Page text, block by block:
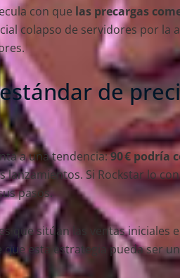
con que las precargas
colapso de servidores por la
de
a una tendencia:90 € podría
lanzamientos. Si Rockstar lo
pasos.
que sitúan las ventas iniciales
esta estrategia pueda ser